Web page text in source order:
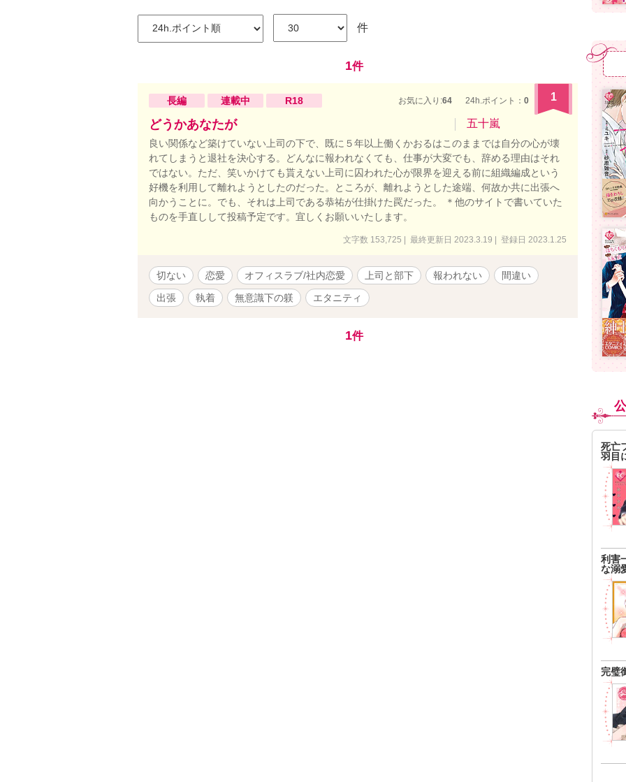
件
1件
長編 連載中 R18 お気に入り:64 24h.ポイント： 0 1
どうかあなたが 五十嵐
良い関係など築けていない上司の下で、既に５年以上働くかおるはこのままでは自分の心が壊
れてしまうと退社を決心する。どんなに報われなくても、仕事が大変でも、辞める理由はそれ
ではない。ただ、笑いかけても貰えない上司に囚われた心が限界を迎える前に組織編成という
好機を利用して離れようとしたのだった。ところが、離れようとした途端、何故か共に出張へ
向かうことに。でも、それは上司である恭祐が仕掛けた罠だった。 ＊他のサイトで書いていた
ものを手直しして投稿予定です。宜しくお願いいたします。
文字数 153,725 | 最終更新日 2023.3.19 | 登録日 2023.1.25
切ない 恋愛 オフィスラブ/社内恋愛 上司と部下 報われない
間違い
出張
執着 無意識下の躾 エタニティ
1件
死亡
羽目
利害
な溺
完璧